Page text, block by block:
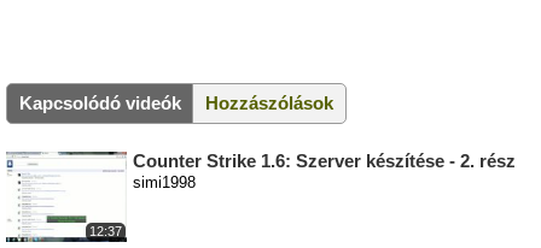
Kapcsolódó videók Hozzászólások
12:37
Counter Strike 1.6: Szerver készítése - 2. rész
simi1998